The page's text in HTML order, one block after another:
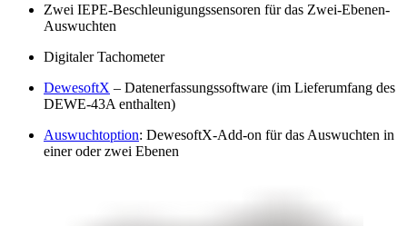
Zwei IEPE-Beschleunigungssensoren für das Zwei-Ebenen-
Auswuchten
Digitaler Tachometer
DewesoftX – Datenerfassungssoftware (im Lieferumfang des
DEWE-43A enthalten)
Auswuchtoption: DewesoftX-Add-on für das Auswuchten in
einer oder zwei Ebenen